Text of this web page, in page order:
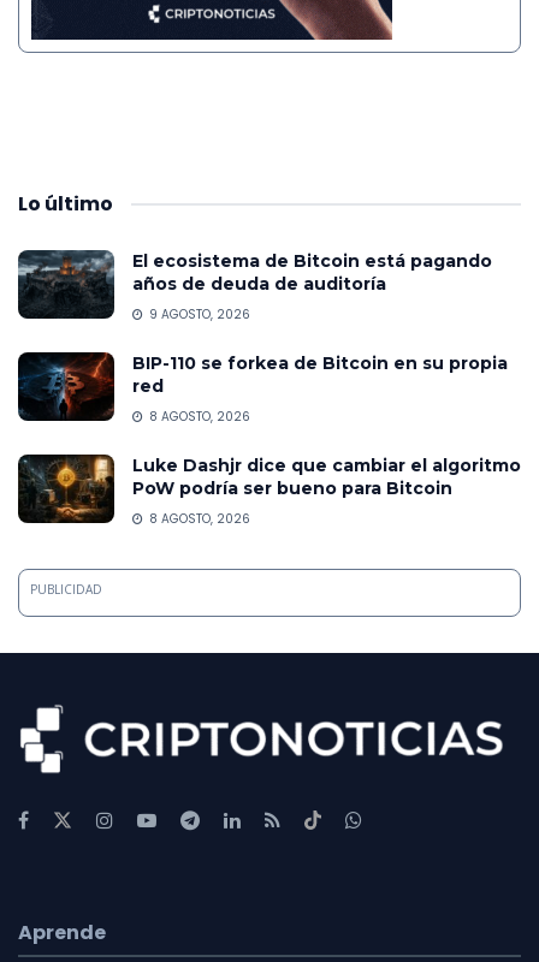
Lo último
El ecosistema de Bitcoin está pagando
años de deuda de auditoría
9 AGOSTO, 2026
BIP-110 se forkea de Bitcoin en su propia
red
8 AGOSTO, 2026
Luke Dashjr dice que cambiar el algoritmo
PoW podría ser bueno para Bitcoin
8 AGOSTO, 2026
PUBLICIDAD
Aprende